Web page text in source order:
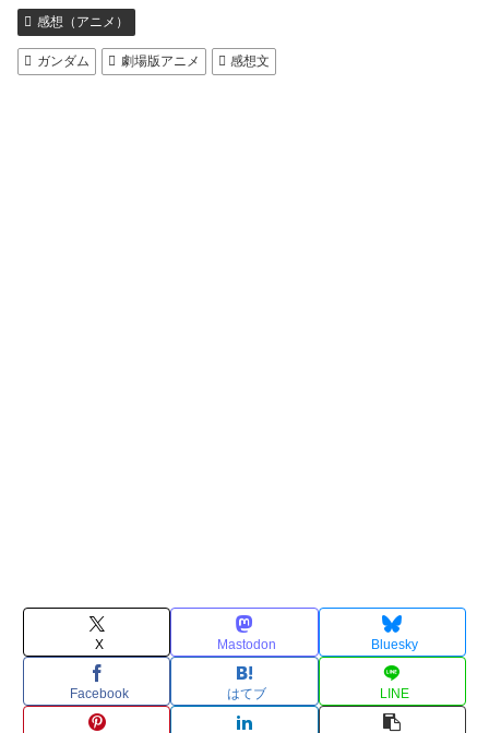
感想（アニメ）
ガンダム 劇場版アニメ 感想文
X Mastodon Bluesky
Facebook はてブ LINE